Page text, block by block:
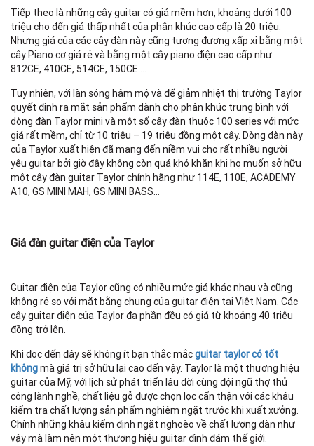
Tiếp theo là những cây guitar có giá mềm hơn, khoảng dưới 100
triệu cho đến giá thấp nhất của phân khúc cao cấp là 20 triệu.
Nhưng giá của các cây đàn này cũng tương đương xấp xỉ bằng một
cây Piano cơ giá rẻ và bằng một cây piano điện cao cấp như
812CE, 410CE, 514CE, 150CE….
Tuy nhiên, với làn sóng hâm mộ và để giảm nhiệt thị trường Taylor
quyết định ra mắt sản phẩm dành cho phân khúc trung bình với
dòng đàn Taylor mini và một số cây đàn thuộc 100 series với mức
giá rất mềm, chỉ từ 10 triệu – 19 triệu đồng một cây. Dòng đàn này
của Taylor xuất hiện đã mang đến niềm vui cho rất nhiều người
yêu guitar bởi giờ đây không còn quá khó khăn khi họ muốn sở hữu
một cây đàn guitar Taylor chính hãng như 114E, 110E, ACADEMY
A10, GS MINI MAH, GS MINI BASS…
Giá đàn guitar điện của Taylor
Guitar điện của Taylor cũng có nhiều mức giá khác nhau và cũng
không rẻ so với mặt bằng chung của guitar điện tại Việt Nam. Các
cây guitar điện của Taylor đa phần đều có giá từ khoảng 40 triệu
đồng trở lên.
Khi đoc đến đây sẽ không ít bạn thắc mắcguitar taylor có tốt
khôngmà giá trị sở hữu lại cao đến vậy. Taylor là một thương hiệu
guitar của Mỹ, với lịch sử phát triển lâu đời cùng đội ngũ thợ thủ
công lành nghề, chất liệu gỗ được chọn lọc cẩn thận với các khâu
kiểm tra chất lượng sản phẩm nghiêm ngặt trước khi xuất xưởng.
Chính những khâu kiểm định ngặt nghoèo về chất lượng đàn như
vậy mà làm nên một thương hiệu guitar đình đám thế giới.